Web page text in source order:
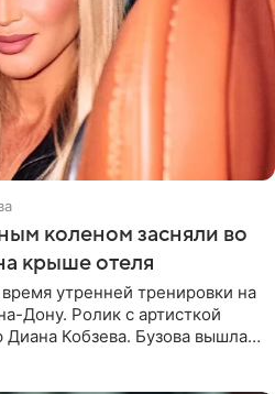
коленом засняли во
крыше отеля
утренней тренировки на
Дону. Ролик с артисткой
Диана Кобзева. Бузова вышла